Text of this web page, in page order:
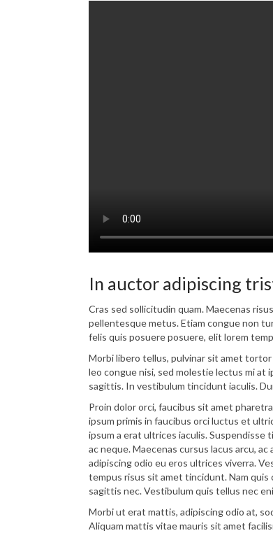
In auctor adipiscing
Cras sed sollicitudin quam. Maecenas
pellentesque metus. Etiam congue non
felis quis posuere posuere, elit lorem
Morbi libero tellus, pulvinar sit amet
leo congue nisi, sed molestie lectus mi at
sagittis. In vestibulum tincidunt iaculis.
Proin dolor orci, faucibus sit amet
ipsum primis in faucibus orci luctus et
ipsum a erat ultrices iaculis.
ac neque. Maecenas cursus lacus arcu,
adipiscing odio eu eros ultrices viverra.
tempus risus sit amet tincidunt. Nam
sagittis nec. Vestibulum quis tellus nec
Morbi ut erat mattis, adipiscing odio at,
Aliquam mattis vitae mauris sit amet